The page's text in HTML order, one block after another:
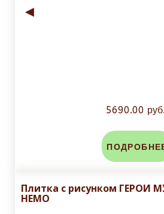
◄
5690.00 руб.
Плитка с рисунком
НЕМО